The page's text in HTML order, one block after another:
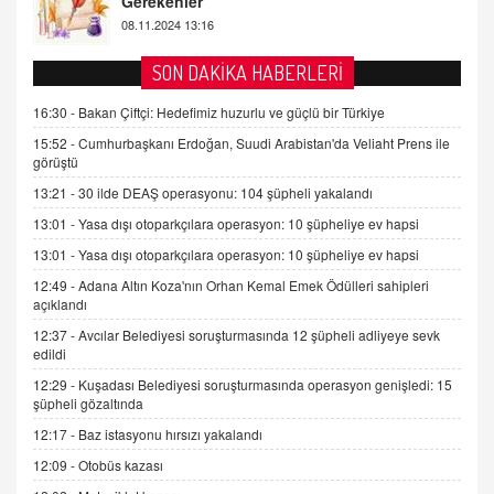
AV. DOĞAN CAN DOĞAN
Kişisel verilerin korunması ve dijital hukukun
gelişimi
15.09.2025 16:17
SEHER EREK
Kış Ayları Geldi, Hangi Önlemler Alınmalı?
9.12.2025 10:11
İNCİ GÜL AKÖL
06.07.2026 13:00
ADEM AKÖL
Esed Destekçilerinin Yüzüne Vurulan Şamar:
Sednaya
11.12.2024 12:30
SON DAKİKA HABERLERİ
16:30 - Bakan Çiftçi: Hedefimiz huzurlu ve güçlü bir Türkiye
15:52 -Cumhurbaşkanı Erdoğan, Suudi Arabistan'da Veliaht Prens ile
görüştü
13:21 -30 ilde DEAŞ operasyonu: 104 şüpheli yakalandı
13:01 -Yasa dışı otoparkçılara operasyon: 10 şüpheliye ev hapsi
13:01 -Yasa dışı otoparkçılara operasyon: 10 şüpheliye ev hapsi
12:49 -Adana Altın Koza'nın Orhan Kemal Emek Ödülleri sahipleri
açıklandı
12:37 -Avcılar Belediyesi soruşturmasında 12 şüpheli adliyeye sevk
edildi
12:29 - Kuşadası Belediyesi soruşturmasında operasyon genişledi: 15
şüpheli gözaltında
12:17 - Baz istasyonu hırsızı yakalandı
12:09 -Otobüs kazası